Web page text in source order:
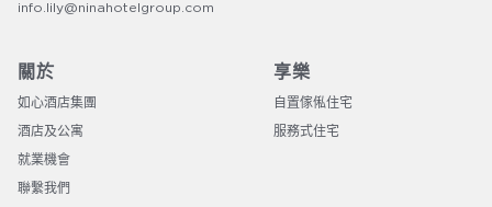
info.lily@ninahotelgroup.com
關於
如心酒店集團
酒店及公寓
就業機會
聯繫我們​​​​​​​​
享樂
自置傢俬住宅
服務式住宅